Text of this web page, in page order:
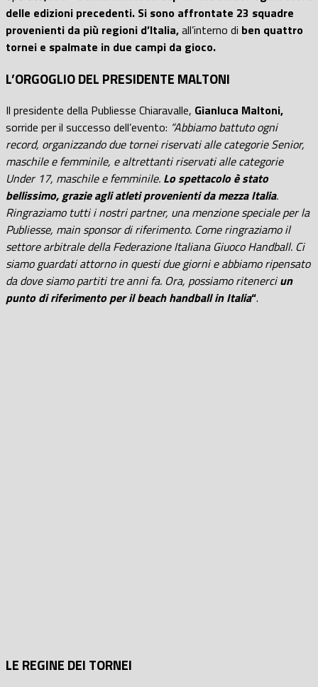
delle edizioni precedenti. Si sono affrontate 23 squadre
provenienti da più regioni d’Italia,all’interno di ben quattro
tornei e spalmate in due campi da gioco.
L’ORGOGLIO DEL PRESIDENTE MALTONI
Il presidente della Publiesse Chiaravalle, Gianluca Maltoni,
sorride per il successo dell’evento: “Abbiamo battuto ogni
record, organizzando due tornei riservati alle categorie Senior,
maschile e femminile, e altrettanti riservati alle categorie
Under 17, maschile e femminile. Lo spettacolo è stato
bellissimo, grazie agli atleti provenienti da mezza Italia.
Ringraziamo tutti i nostri partner, una menzione speciale per la
Publiesse, main sponsor di riferimento. Come ringraziamo il
settore arbitrale della Federazione Italiana Giuoco Handball. Ci
siamo guardati attorno in questi due giorni e abbiamo ripensato
da dove siamo partiti tre anni fa. Ora, possiamo ritenerciun
punto di riferimento per il beach handball in Italia“.
LE REGINE DEI TORNEI